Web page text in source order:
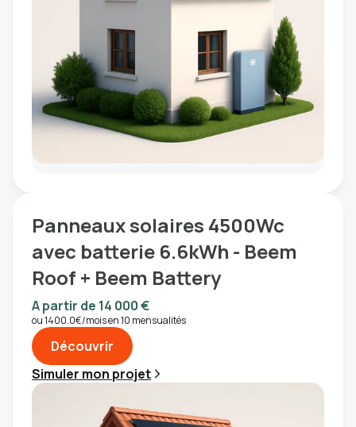
Panneaux solaires 4500Wc
avec batterie 6.6kWh - Beem
Roof + Beem Battery
A partir de 14 000 €
ou 1400.0€/mois en 10 mensualités
Découvrir
Simuler mon projet